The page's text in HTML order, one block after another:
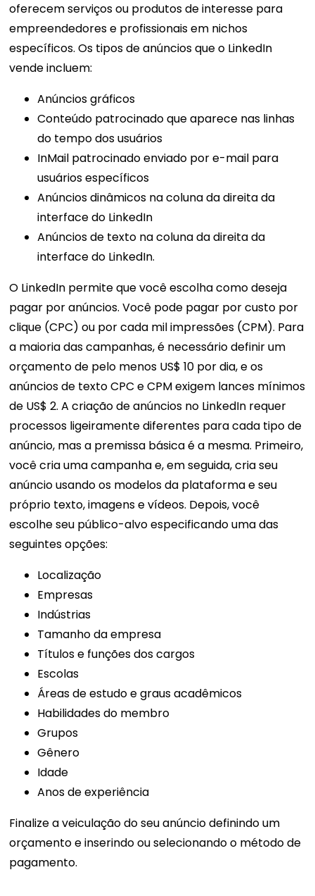
oferecem serviços ou produtos de interesse para
empreendedores e profissionais em nichos
específicos. Os tipos de anúncios que o LinkedIn
vende incluem:
Anúncios gráficos
Conteúdo patrocinado que aparece nas linhas
do tempo dos usuários
InMail patrocinado enviado por e-mail para
usuários específicos
Anúncios dinâmicos na coluna da direita da
interface do LinkedIn
Anúncios de texto na coluna da direita da
interface do LinkedIn.
O LinkedIn permite que você escolha como deseja
pagar por anúncios. Você pode pagar por custo por
clique (CPC) ou por cada mil impressões (CPM). Para
a maioria das campanhas, é necessário definir um
orçamento de pelo menos US$ 10 por dia, e os
anúncios de texto CPC e CPM exigem lances mínimos
de US$ 2. A criação de anúncios no LinkedIn requer
processos ligeiramente diferentes para cada tipo de
anúncio, mas a premissa básica é a mesma. Primeiro,
você cria uma campanha e, em seguida, cria seu
anúncio usando os modelos da plataforma e seu
próprio texto, imagens e vídeos. Depois, você
escolhe seu público-alvo especificando uma das
seguintes opções:
Localização
Empresas
Indústrias
Tamanho da empresa
Títulos e funções dos cargos
Escolas
Áreas de estudo e graus acadêmicos
Habilidades do membro
Grupos
Gênero
Idade
Anos de experiência
Finalize a veiculação do seu anúncio definindo um
orçamento e inserindo ou selecionando o método de
pagamento.